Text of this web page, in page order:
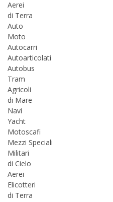
Aerei
di Terra
Auto
Moto
Autocarri
Autoarticolati
Autobus
Tram
Agricoli
di Mare
Navi
Yacht
Motoscafi
Mezzi Speciali
Militari
di Cielo
Aerei
Elicotteri
di Terra